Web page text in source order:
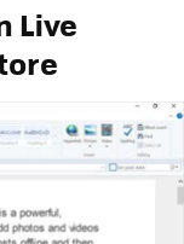
Live